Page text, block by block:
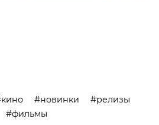
кино новинки
релизы
фильмы